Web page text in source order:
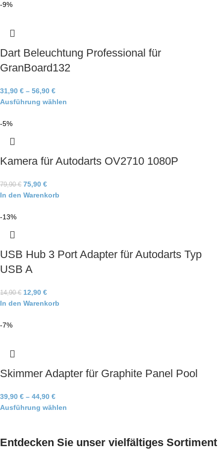
-9%
Dart Beleuchtung Professional für
GranBoard132
31,90 € – 56,90 €
Ausführung wählen
-5%
Kamera für Autodarts OV2710 1080P
79,90€ 75,90 €
In den Warenkorb
-13%
USB Hub 3 Port Adapter für Autodarts Typ
USB A
14,90€ 12,90 €
In den Warenkorb
-7%
Skimmer Adapter für Graphite Panel Pool
39,90 € – 44,90 €
Ausführung wählen
Entdecken Sie unser vielfältiges Sortiment